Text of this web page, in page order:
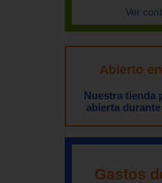
Ver
Abierto
Nuestra tienda
abierta
Gastos